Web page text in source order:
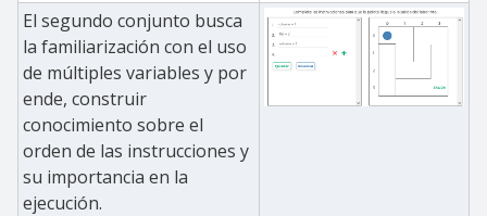
El segundo conjunto busca
la familiarización con el uso
de múltiples variables y por
ende, construir
conocimiento sobre el
orden de las instrucciones y
su importancia en la
ejecución.